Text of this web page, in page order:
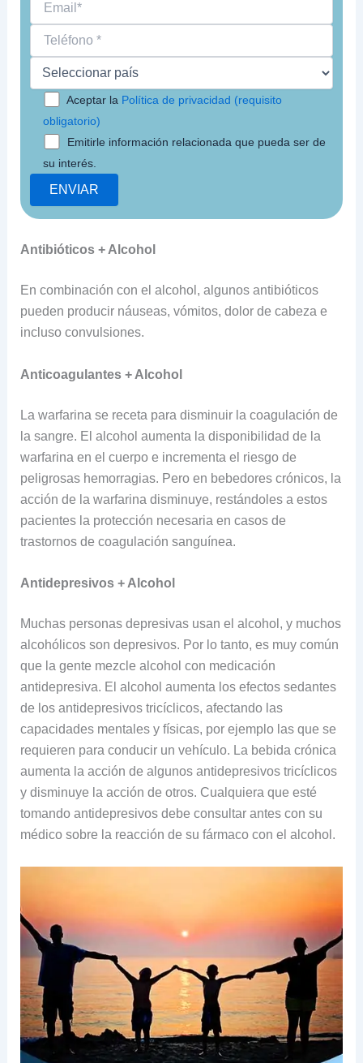
Aceptar la Política de privacidad (requisito
obligatorio)
Emitirle información relacionada que pueda ser de
su interés.
Antibióticos + Alcohol
En combinación con el alcohol, algunos antibióticos
pueden producir náuseas, vómitos, dolor de cabeza e
incluso convulsiones.
Anticoagulantes + Alcohol
La warfarina se receta para disminuir la coagulación de
la sangre. El alcohol aumenta la disponibilidad de la
warfarina en el cuerpo e incrementa el riesgo de
peligrosas hemorragias. Pero en bebedores crónicos, la
acción de la warfarina disminuye, restándoles a estos
pacientes la protección necesaria en casos de
trastornos de coagulación sanguínea.
Antidepresivos + Alcohol
Muchas personas depresivas usan el alcohol, y muchos
alcohólicos son depresivos. Por lo tanto, es muy común
que la gente mezcle alcohol con medicación
antidepresiva. El alcohol aumenta los efectos sedantes
de los antidepresivos tricíclicos, afectando las
capacidades mentales y físicas, por ejemplo las que se
requieren para conducir un vehículo. La bebida crónica
aumenta la acción de algunos antidepresivos tricíclicos
y disminuye la acción de otros. Cualquiera que esté
tomando antidepresivos debe consultar antes con su
médico sobre la reacción de su fármaco con el alcohol.